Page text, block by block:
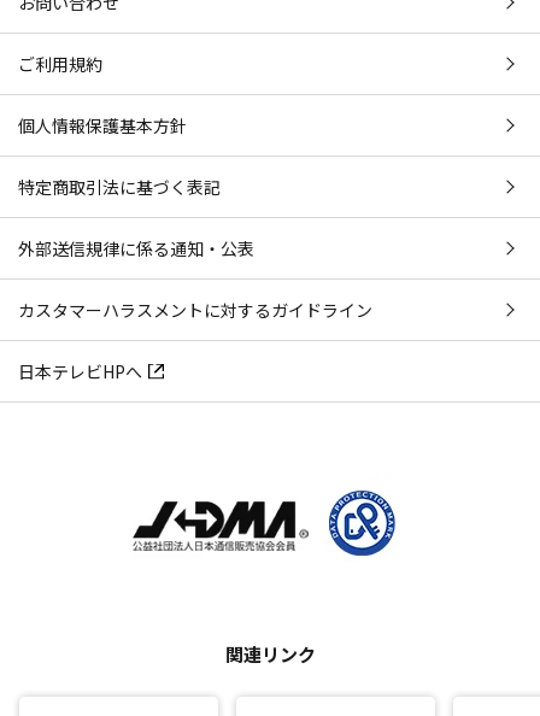
ご利用規約
個人情報保護基本方針
特定商取引法に基づく表記
外部送信規律に係る通知・公表
カスタマーハラスメントに対するガイドライン
日本テレビHPへ
関連リンク